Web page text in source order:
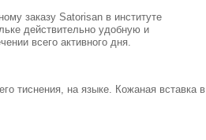
заказу Satorisan в институте
действительно удобную и
всего активного дня.
тиснения, на языке. Кожаная вставка в